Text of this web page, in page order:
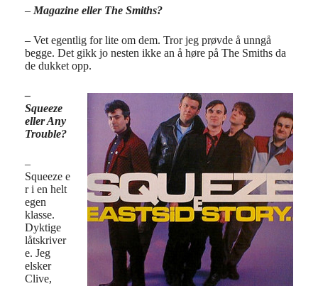
– Magazine eller The Smiths?
– Vet egentlig for lite om dem. Tror jeg prøvde å unngå
begge. Det gikk jo nesten ikke an å høre på The Smiths da
de dukket opp.
–
Squeeze
eller Any
Trouble?
–
Squeeze e
r i en helt
egen
klasse.
Dyktige
låtskriver
e. Jeg
elsker
Clive,